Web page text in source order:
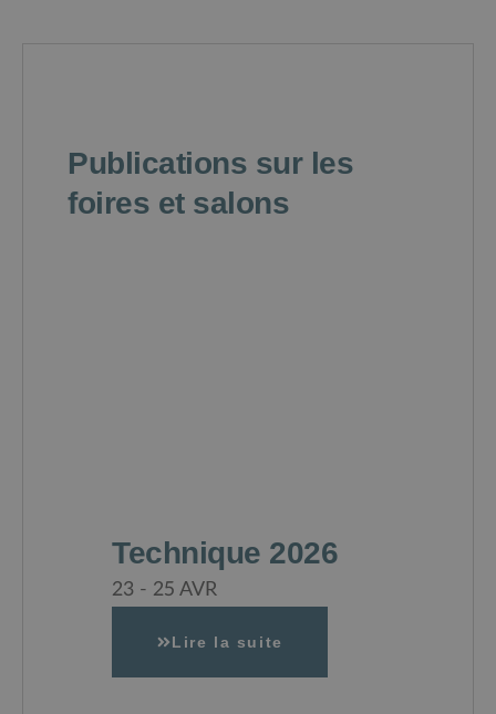
Publications sur les
foires et salons
Technique 2026
23 - 25 AVR
Lire la suite